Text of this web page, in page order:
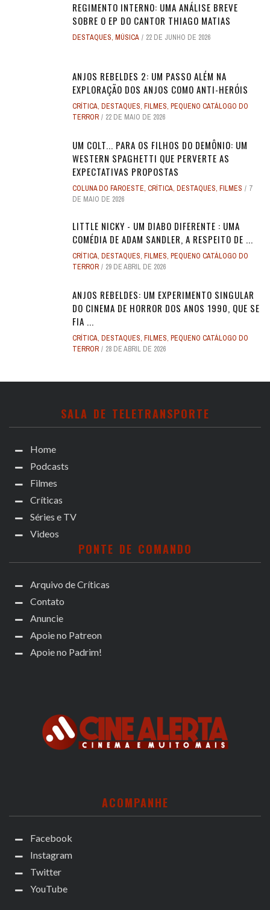
REGIMENTO INTERNO: UMA ANÁLISE BREVE
SOBRE O EP DO CANTOR THIAGO MATIAS
DESTAQUES, MÚSICA 22 DE JUNHO DE 2026
ANJOS REBELDES 2: UM PASSO ALÉM NA
EXPLORAÇÃO DOS ANJOS COMO ANTI-HERÓIS
CRÍTICA, DESTAQUES, FILMES, PEQUENO CATÁLOGO DO
TERROR
22 DE MAIO DE 2026
UM COLT... PARA OS FILHOS DO DEMÔNIO: UM
WESTERN SPAGHETTI QUE PERVERTE AS
EXPECTATIVAS PROPOSTAS
COLUNA DO FAROESTE, CRÍTICA, DESTAQUES, FILMES
7
DE MAIO DE 2026
LITTLE NICKY - UM DIABO DIFERENTE : UMA
COMÉDIA DE ADAM SANDLER, A RESPEITO DE ...
CRÍTICA, DESTAQUES, FILMES, PEQUENO CATÁLOGO DO
TERROR
29 DE ABRIL DE 2026
ANJOS REBELDES: UM EXPERIMENTO SINGULAR
DO CINEMA DE HORROR DOS ANOS 1990, QUE SE
FIA ...
CRÍTICA, DESTAQUES, FILMES, PEQUENO CATÁLOGO DO
TERROR
28 DE ABRIL DE 2026
SALA DE TELETRANSPORTE
Home
Podcasts
Filmes
Críticas
Séries e TV
Videos
PONTE DE COMANDO
Arquivo de Críticas
Contato
Anuncie
Apoie no Patreon
Apoie no Padrim!
ACOMPANHE
Facebook
Instagram
Twitter
YouTube